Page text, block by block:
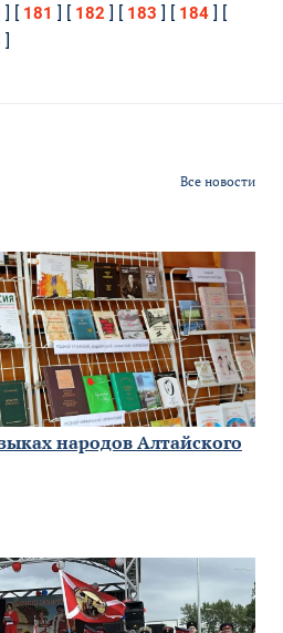
] [ 181 ] [ 182 ] [ 183 ] [ 184 ] [
]
Все новости
народов Алтайского